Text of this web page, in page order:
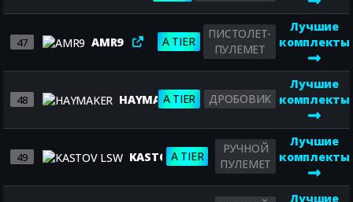
47 AMR9 A TIER
ПИСТОЛЕТ-
ПУЛЕМЕТ
Лучшие
комплекты
48 HAYMAKER
A TIER ДРОБОВИК
Лучшие
комплекты
49 KASTOV LSW
A TIER
РУЧНОЙ
ПУЛЕМЕТ
Лучшие
комплекты
Лучшие